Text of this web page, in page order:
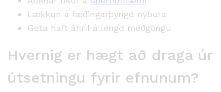
Lækkun á fæðingarþyngd nýbura
Geta haft áhrif á lengd meðgöngu
Hvernig er hægt að draga úr
útsetningu fyrir efnunum?